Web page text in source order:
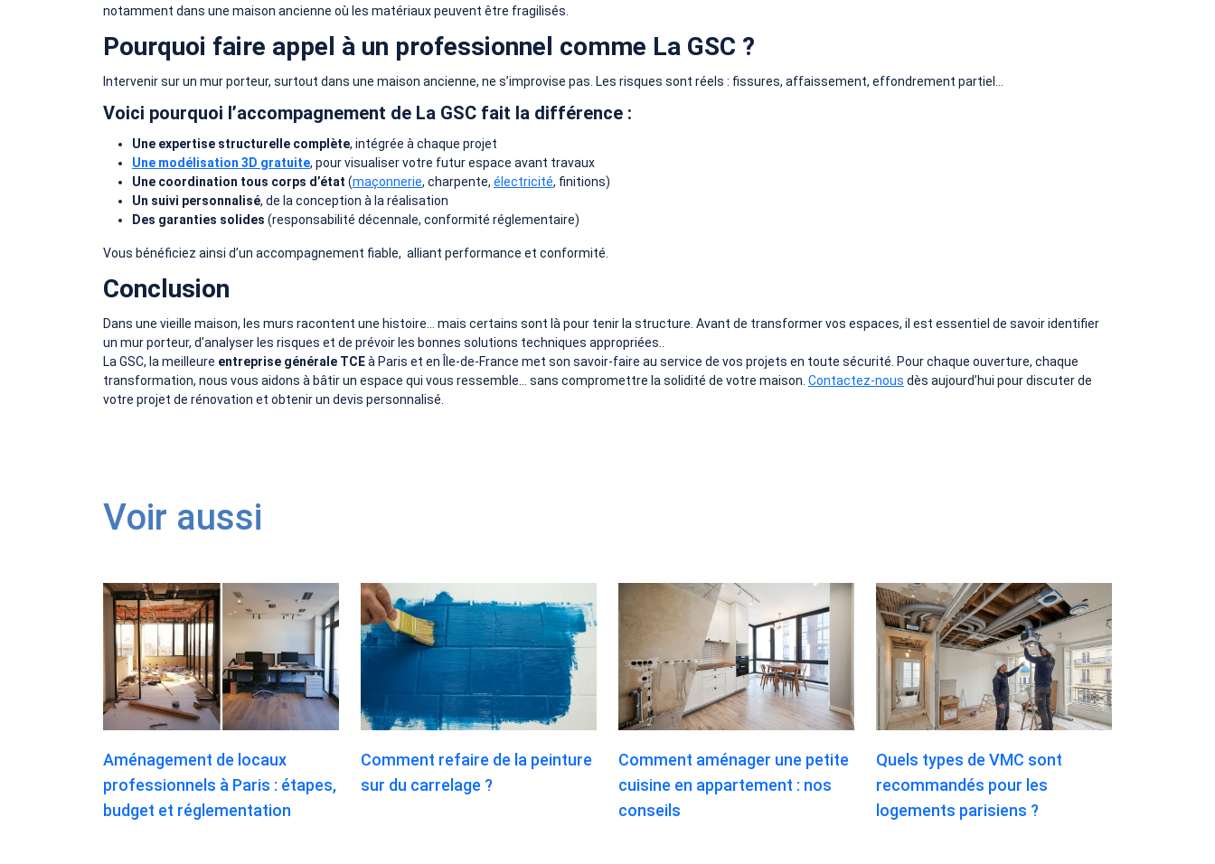
notamment dans une maison ancienne où les matériaux peuvent être fragilisés.
Pourquoi faire appel à un professionnel comme La GSC ?
Intervenir sur un mur porteur, surtout dans une maison ancienne, ne s’improvise pas. Les risques sont réels : fissures, affaissement, effondrement partiel…
Voici pourquoi l’accompagnement de La GSC fait la différence :
Une expertise structurelle complète, intégrée à chaque projet
Une modélisation 3D gratuite, pour visualiser votre futur espace avant travaux
Une coordination tous corps d’état (maçonnerie, charpente, électricité, finitions)
Un suivi personnalisé, de la conception à la réalisation
Des garanties solides (responsabilité décennale, conformité réglementaire)
Vous bénéficiez ainsi d’un accompagnement fiable, alliant performance et conformité.
Conclusion
Dans une vieille maison, les murs racontent une histoire… mais certains sont là pour tenir la structure. Avant de transformer vos espaces, il est essentiel de savoir identifier
un mur porteur, d’analyser les risques et de prévoir les bonnes solutions techniques appropriées..
La GSC, la meilleure entreprise générale TCEà Paris et en Île-de-France met son savoir-faire au service de vos projets en toute sécurité. Pour chaque ouverture, chaque
transformation, nous vous aidons à bâtir un espace qui vous ressemble… sans compromettre la solidité de votre maison. Contactez-nous dès aujourd’hui pour discuter de
votre projet de rénovation et obtenir un devis personnalisé.
Voir aussi
Aménagement de locaux
professionnels à Paris : étapes,
budget et réglementation
Comment refaire de la peinture
sur du carrelage ?
Comment aménager une petite
cuisine en appartement : nos
conseils
Quels types de VMC sont
recommandés pour les
logements parisiens ?